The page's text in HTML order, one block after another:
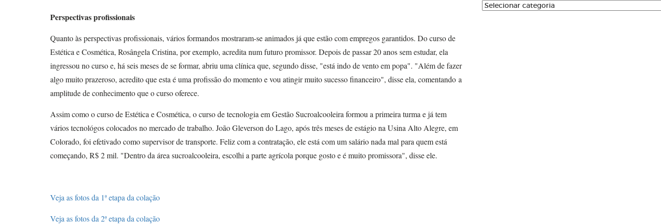
Perspectivas profissionais
Quanto às perspectivas profissionais, vários formandos mostraram-se animados já que estão com empregos garantidos. Do curso de
Estética e Cosmética, Rosângela Cristina, por exemplo, acredita num futuro promissor. Depois de passar 20 anos sem estudar, ela
ingressou no curso e, há seis meses de se formar, abriu uma clínica que, segundo disse, "está indo de vento em popa". "Além de fazer
algo muito prazeroso, acredito que esta é uma profissão do momento e vou atingir muito sucesso financeiro", disse ela, comentando a
amplitude de conhecimento que o curso oferece.
Assim como o curso de Estética e Cosmética, o curso de tecnologia em Gestão Sucroalcooleira formou a primeira turma e já tem
vários tecnológos colocados no mercado de trabalho. João Gleverson do Lago, após três meses de estágio na Usina Alto Alegre, em
Colorado, foi efetivado como supervisor de transporte. Feliz com a contratação, ele está com um salário nada mal para quem está
começando, R$ 2 mil. "Dentro da área sucroalcooleira, escolhi a parte agrícola porque gosto e é muito promissora", disse ele.
Veja as fotos da 1ª etapa da colação
Veja as fotos da 2ª etapa da colação